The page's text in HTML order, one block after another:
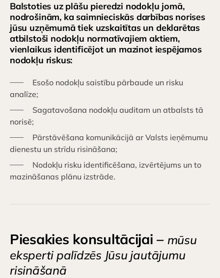
Balstoties uz plāšu pieredzi nodokļu jomā,
nodrošinām, ka saimnieciskās darbības norises
jūsu uzņēmumā tiek uzskaitītas un deklarētas
atbilstoši nodokļu normatīvajiem aktiem,
vienlaikus identificējot un mazinot iespējamos
nodokļu riskus:
Esošo nodokļu saistību pārbaude un risku
analīze;
Sagatavošana nodokļu auditam un atbalsts tā
norisē;
Pārstāvēšana komunikācijā ar Valsts ieņēmumu
dienestu un strīdu risināšana;
Nodokļu risku identificēšana, izvērtējums un to
mazināšanas plānu izstrāde.
Piesakies konsultācijai – mūsu
eksperti palīdzēs Jūsu jautājumu
risināšanā